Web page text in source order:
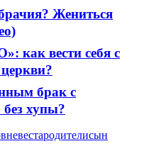
Жениться
как вести себя с
брак с
хупы?
невестародителисын